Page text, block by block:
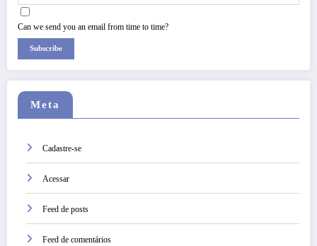
Can we send you an email from time to time?
Subscribe
Meta
Cadastre-se
Acessar
Feed de posts
Feed de comentários